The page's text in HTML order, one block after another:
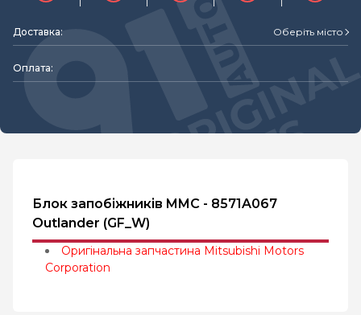
Доставка: Оберіть місто
Оплата:
Блок запобіжників MMC - 8571A067
Outlander (GF_W)
Оригінальна запчастина Mitsubishi Motors
Corporation